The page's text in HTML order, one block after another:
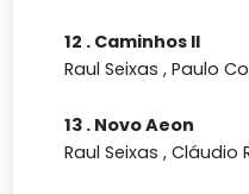
12 . Caminhos II
Raul Seixas , Paulo
13 . Novo Aeon
Raul Seixas ,